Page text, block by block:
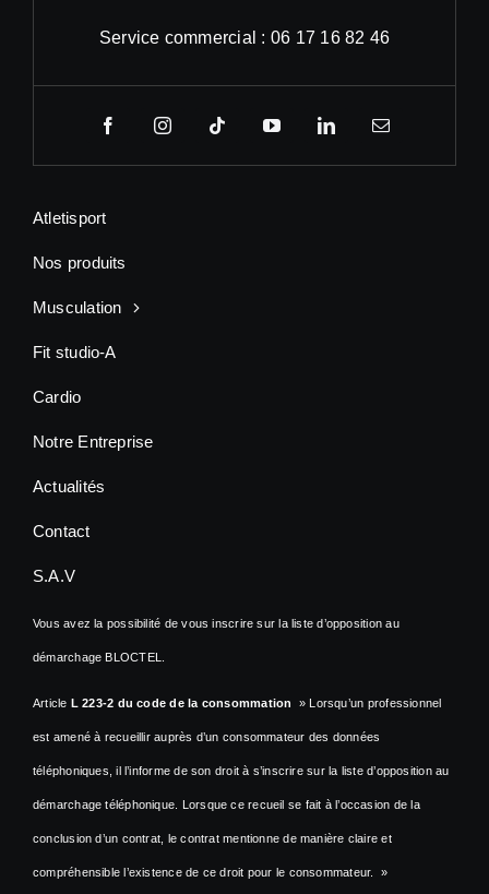
Service commercial : 06 17 16 82 46
Atletisport
Nos produits
Musculation
Fit studio-A
Cardio
Notre Entreprise
Actualités
Contact
S.A.V
Vous avez la possibilité de vous inscrire sur la liste d’opposition au
démarchage BLOCTEL.
Article L 223-2 du code de la consommation » Lorsqu’un professionnel
est amené à recueillir auprès d’un consommateur des données
téléphoniques, il l’informe de son droit à s’inscrire sur la liste d’opposition au
démarchage téléphonique. Lorsque ce recueil se fait à l’occasion de la
conclusion d’un contrat, le contrat mentionne de manière claire et
compréhensible l’existence de ce droit pour le consommateur. »